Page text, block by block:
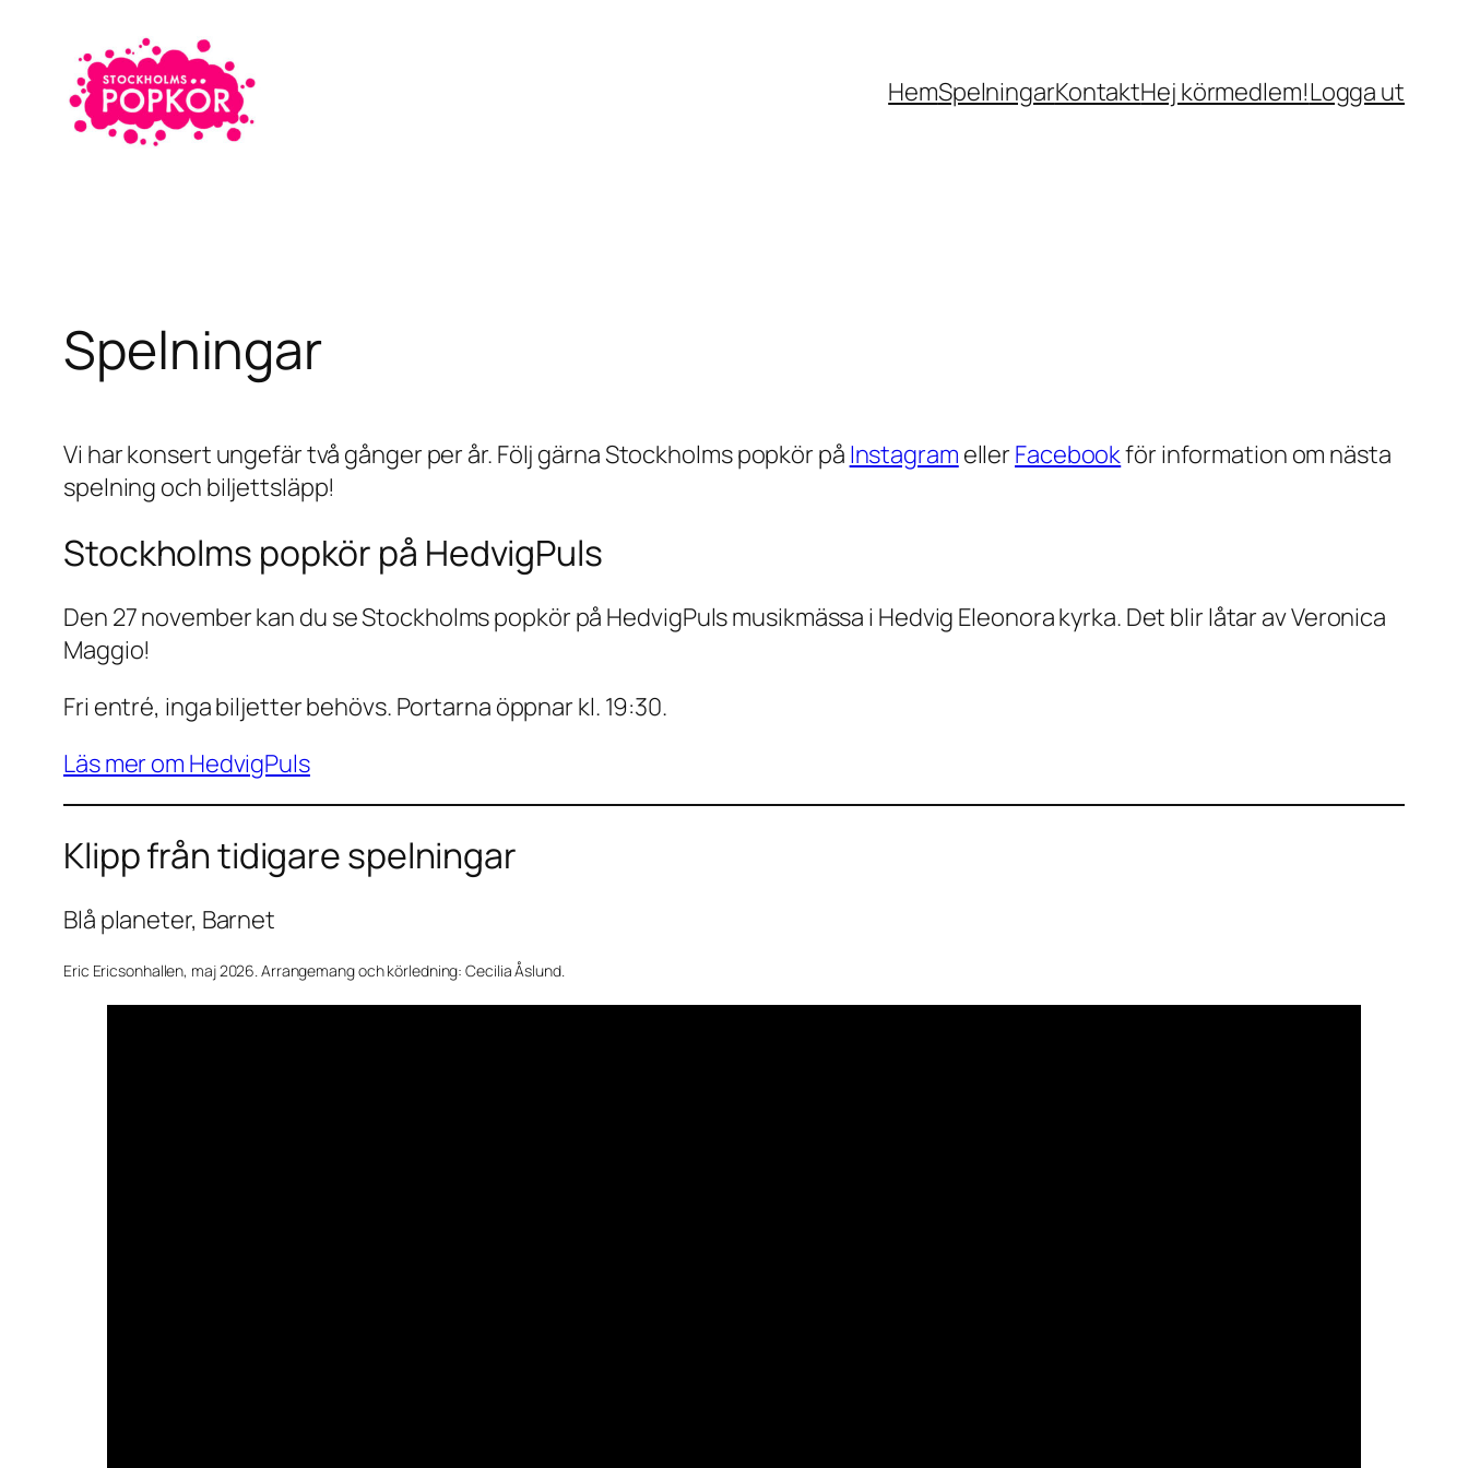
innehåll
HemSpelningarKontaktHej körmedlem!Logga ut
Spelningar
Vi har konsert ungefär två gånger per år. Följ gärna Stockholms popkör på Instagram eller Facebookför information om nästa
spelning och biljettsläpp!
Stockholms popkör på HedvigPuls
Den 27 november kan du se Stockholms popkör på HedvigPuls musikmässa i Hedvig Eleonora kyrka. Det blir låtar av Veronica
Maggio!
Fri entré, inga biljetter behövs. Portarna öppnar kl. 19:30.
Läs mer om HedvigPuls
Klipp från tidigare spelningar
Blå planeter, Barnet
Eric Ericsonhallen, maj 2026. Arrangemang och körledning: Cecilia Åslund.